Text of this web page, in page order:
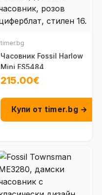
timer.bg
Часовник Fossil Harlow
Mini ES5484
215.00€
Купи от timer.bg →